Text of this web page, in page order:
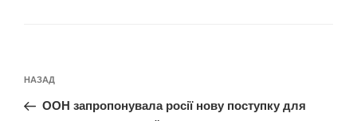
записів
Попередній
запис:
НАЗАД
ООН запропонувала росії нову поступку для